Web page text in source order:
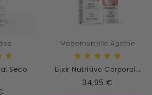
Seco
Mademoiselle Agathe
Elixir Nutritivo Corporal...
34,95 €